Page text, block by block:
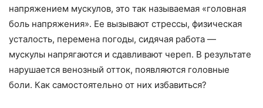
напряжением мускулов, это так называемая «головная
боль напряжения». Ее вызывают стрессы, физическая
усталость, перемена погоды, сидячая работа —
мускулы напрягаются и сдавливают череп. В результате
нарушается венозный отток, появляются головные
боли. Как самостоятельно от них избавиться?